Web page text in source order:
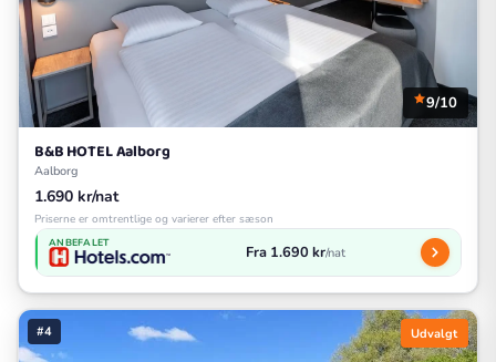
9/10
B&B HOTEL Aalborg
Aalborg
1.690 kr/nat
Priserne er omtrentlige og varierer efter sæson
ANBEFALET Fra 1.690 kr/nat
#4 Udvalgt